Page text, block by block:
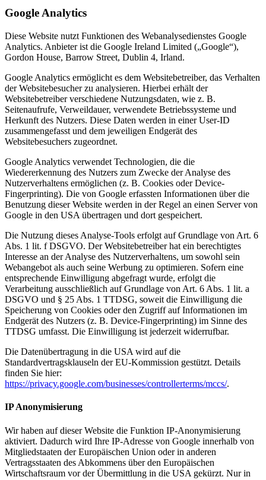
Google Analytics
Diese Website nutzt Funktionen des Webanalysedienstes Google
Analytics. Anbieter ist die Google Ireland Limited („Google“),
Gordon House, Barrow Street, Dublin 4, Irland.
Google Analytics ermöglicht es dem Websitebetreiber, das Verhalten
der Websitebesucher zu analysieren. Hierbei erhält der
Websitebetreiber verschiedene Nutzungsdaten, wie z. B.
Seitenaufrufe, Verweildauer, verwendete Betriebssysteme und
Herkunft des Nutzers. Diese Daten werden in einer User-ID
zusammengefasst und dem jeweiligen Endgerät des
Websitebesuchers zugeordnet.
Google Analytics verwendet Technologien, die die
Wiedererkennung des Nutzers zum Zwecke der Analyse des
Nutzerverhaltens ermöglichen (z. B. Cookies oder Device-
Fingerprinting). Die von Google erfassten Informationen über die
Benutzung dieser Website werden in der Regel an einen Server von
Google in den USA übertragen und dort gespeichert.
Die Nutzung dieses Analyse-Tools erfolgt auf Grundlage von Art. 6
Abs. 1 lit. f DSGVO. Der Websitebetreiber hat ein berechtigtes
Interesse an der Analyse des Nutzerverhaltens, um sowohl sein
Webangebot als auch seine Werbung zu optimieren. Sofern eine
entsprechende Einwilligung abgefragt wurde, erfolgt die
Verarbeitung ausschließlich auf Grundlage von Art. 6 Abs. 1 lit. a
DSGVO und § 25 Abs. 1 TTDSG, soweit die Einwilligung die
Speicherung von Cookies oder den Zugriff auf Informationen im
Endgerät des Nutzers (z. B. Device-Fingerprinting) im Sinne des
TTDSG umfasst. Die Einwilligung ist jederzeit widerrufbar.
Die Datenübertragung in die USA wird auf die
Standardvertragsklauseln der EU-Kommission gestützt. Details
finden Sie hier:
https://privacy.google.com/businesses/controllerterms/mccs/.
IP Anonymisierung
Wir haben auf dieser Website die Funktion IP-Anonymisierung
aktiviert. Dadurch wird Ihre IP-Adresse von Google innerhalb von
Mitgliedstaaten der Europäischen Union oder in anderen
Vertragsstaaten des Abkommens über den Europäischen
Wirtschaftsraum vor der Übermittlung in die USA gekürzt. Nur in